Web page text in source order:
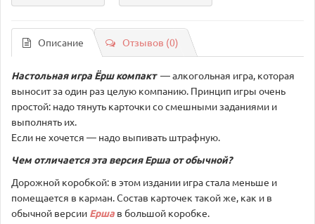
Описание Отзывов (0)
Настольная игра Ёрш компакт — алкогольная игра, которая
выносит за один раз целую компанию. Принцип игры очень
простой: надо тянуть карточки со смешными заданиями и
выполнять их.
Если не хочется — надо выпивать штрафную.
Чем отличается эта версия Ерша от обычной?
Дорожной коробкой: в этом издании игра стала меньше и
помещается в карман. Состав карточек такой же, как и в
обычной версии Ерша в большой коробке.